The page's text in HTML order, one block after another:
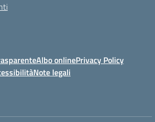
Albo onlinePrivacy Policy
Note legali